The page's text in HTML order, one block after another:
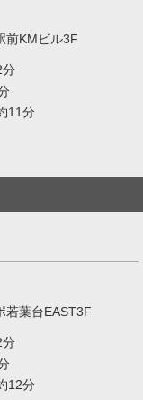
前KMビル3F
分
11分
若葉台EAST3F
分
12分